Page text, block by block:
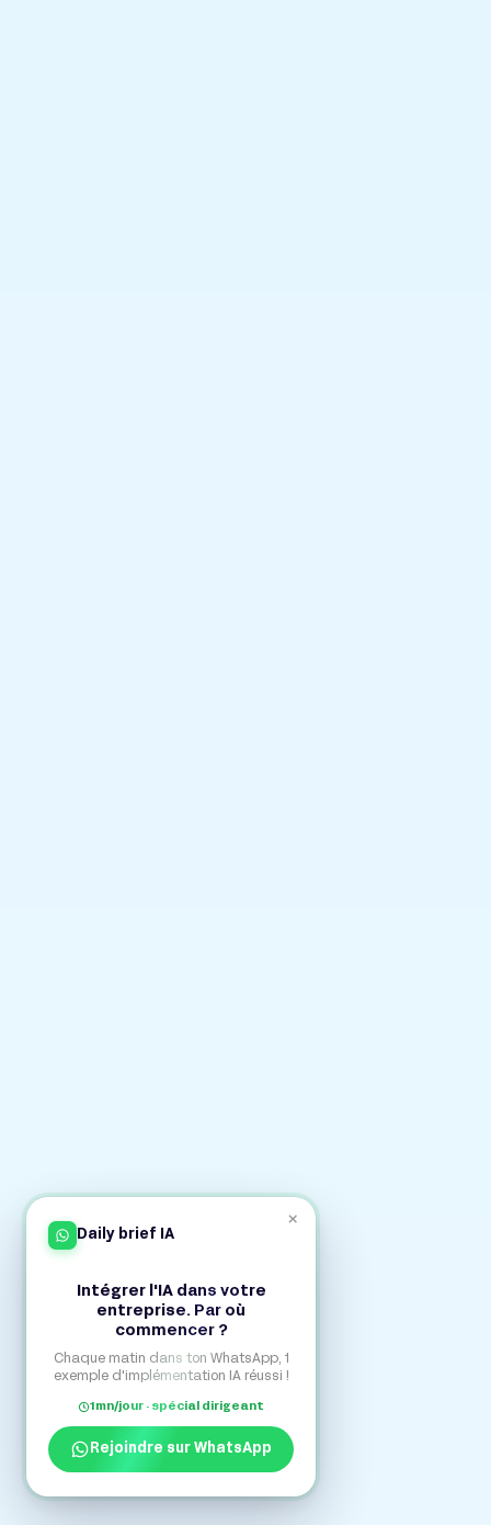
×
Daily brief IA
Intégrer l'IA dans votre
entreprise. Par où
commencer ?
Chaque matin dans ton WhatsApp, 1
exemple d'implémentation IA réussi !
1mn/jour · spécial dirigeant
Rejoindre sur WhatsApp